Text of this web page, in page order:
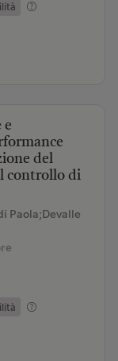
e
del
controllo di
Paola;Devalle